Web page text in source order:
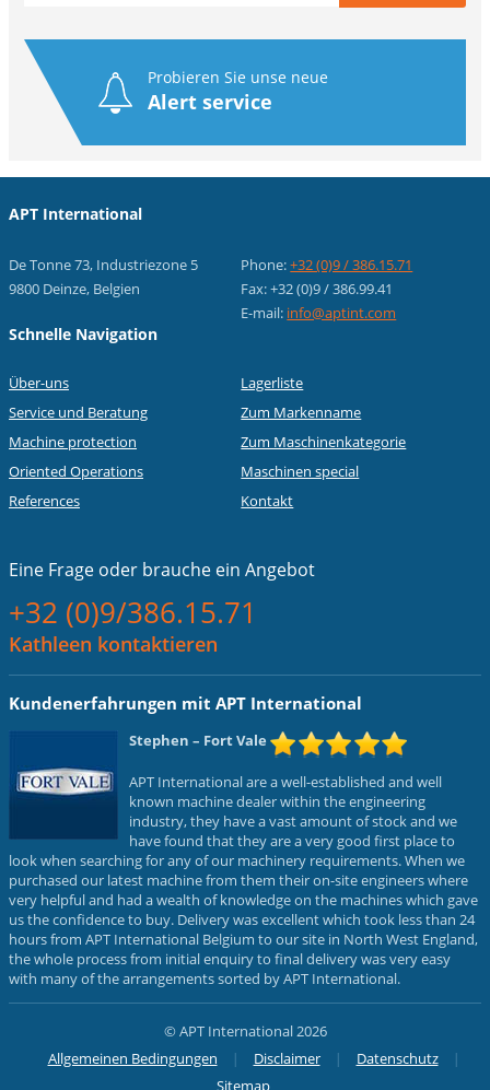
Probieren Sie unse neue
Alert service
APT International
De Tonne 73, Industriezone 5
9800 Deinze, Belgien
Phone:+32 (0)9 / 386.15.71
Fax: +32 (0)9 / 386.99.41
E-mail: info@aptint.com
Schnelle Navigation
Über-uns
Service und Beratung
Machine protection
Oriented Operations
References
Lagerliste
Zum Markenname
Zum Maschinenkategorie
Maschinen special
Kontakt
Eine Frage oder brauche ein Angebot
+32 (0)9/386.15.71
Kathleen kontaktieren
Kundenerfahrungen mit APT International
Stephen – Fort Vale
APT International are a well-established and well
known machine dealer within the engineering
industry, they have a vast amount of stock and we
have found that they are a very good first place to
look when searching for any of our machinery requirements. When we
purchased our latest machine from them their on-site engineers where
very helpful and had a wealth of knowledge on the machines which gave
us the confidence to buy. Delivery was excellent which took less than 24
hours from APT International Belgium to our site in North West England,
the whole process from initial enquiry to final delivery was very easy
with many of the arrangements sorted by APT International.
© APT International 2026
Allgemeinen Bedingungen
Disclaimer
Datenschutz
Sitemap